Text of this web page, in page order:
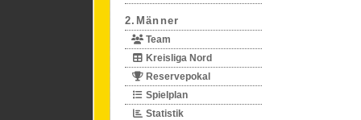
2.Männer
Team
Kreisliga Nord
Reservepokal
Spielplan
Statistik